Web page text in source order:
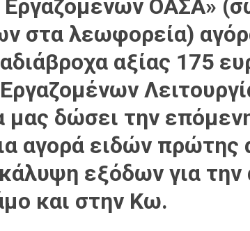
Εργαζομένων ΟΑΣΑ»
στα λεωφορεία)
αξίας 175
μας δώσει την
αγορά ειδών πρώτης
κάλυψη εξόδων για
και στην Κω.